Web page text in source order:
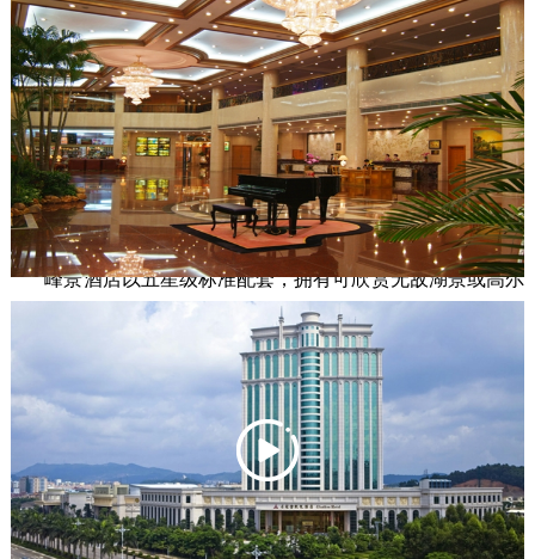
夫、酒店、学院等多元化一体的高端文旅品牌。
       峰景高尔夫球会拥有36洞国际锦标高尔夫球场，是东莞市
区唯一一家高尔夫球场。球场揉合独特的天然环境地势及专
业的球道设计，构思巧妙，四处林木苍翠，湖光山色，美不
胜收。球场在国际国内享有美誉，多次获评“中国十八名
洞”、“中国十佳高尔夫球场”、“亚太地区最具影响力高尔夫球
场（中国区）”等。
       峰景酒店以五星级标准配套，拥有可欣赏无敌湖景或高尔
夫球场景观的豪华客房和套房、设置特色餐厅、英式酒吧、
多功能会议厅、健身房、游泳池、水疗馆等，以完备的设施
和殷勤的服务为球员提供远离烦嚣、休闲写意的私人消闲康
乐活动场所。
       东莞峰景学院球道长300码,共两层39个打位，设有推杆练
习果岭和练习沙坑。学院拥有专业的教练团队和完善的教学
设施，致力于高尔夫运动的推广、普及，努力培养优秀青少